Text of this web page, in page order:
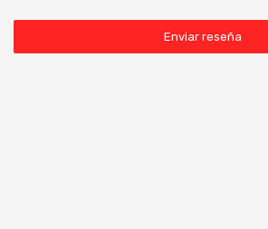
Enviar reseña